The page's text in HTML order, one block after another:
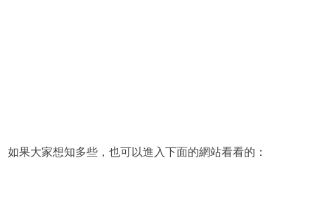
如果大家想知多些，也可以進入下面的網站看看的：